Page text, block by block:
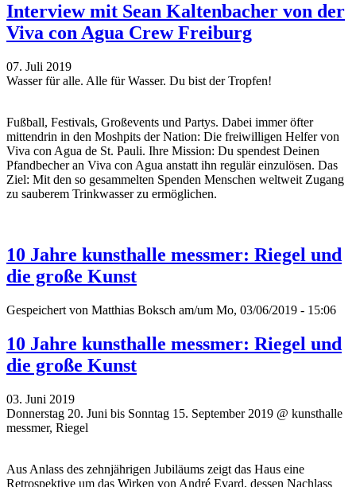
Interview mit Sean Kaltenbacher von der
Viva con Agua Crew Freiburg
07. Juli 2019
Wasser für alle. Alle für Wasser. Du bist der Tropfen!
Fußball, Festivals, Großevents und Partys. Dabei immer öfter
mittendrin in den Moshpits der Nation: Die freiwilligen Helfer von
Viva con Agua de St. Pauli. Ihre Mission: Du spendest Deinen
Pfandbecher an Viva con Agua anstatt ihn regulär einzulösen. Das
Ziel: Mit den so gesammelten Spenden Menschen weltweit Zugang
zu sauberem Trinkwasser zu ermöglichen.
10 Jahre kunsthalle messmer: Riegel und
die große Kunst
Gespeichert von Matthias Boksch am/um Mo, 03/06/2019 - 15:06
10 Jahre kunsthalle messmer: Riegel und
die große Kunst
03. Juni 2019
Donnerstag 20. Juni bis Sonntag 15. September 2019 @ kunsthalle
messmer, Riegel
Aus Anlass des zehnjährigen Jubiläums zeigt das Haus eine
Retrospektive um das Wirken von André Evard, dessen Nachlass